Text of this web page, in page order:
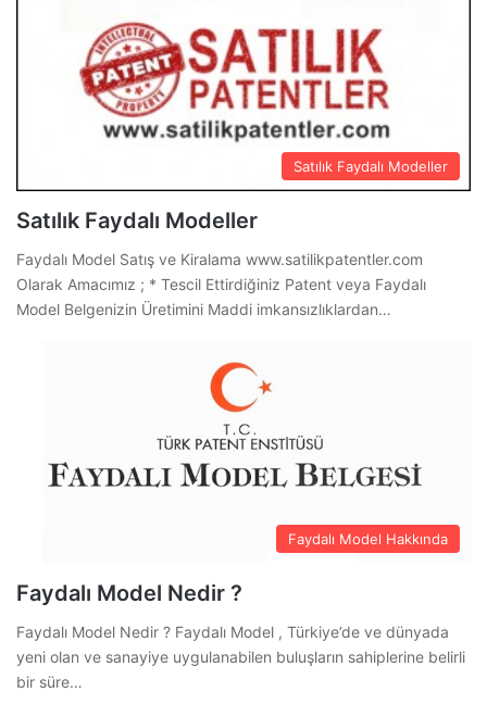
Satılık Faydalı Modeller
Satılık Faydalı Modeller
Faydalı Model Satış ve Kiralama www.satilikpatentler.com
Olarak Amacımız ; * Tescil Ettirdiğiniz Patent veya Faydalı
Model Belgenizin Üretimini Maddi imkansızlıklardan…
Faydalı Model Hakkında
Faydalı Model Nedir ?
Faydalı Model Nedir ? Faydalı Model , Türkiye’de ve dünyada
yeni olan ve sanayiye uygulanabilen buluşların sahiplerine belirli
bir süre…